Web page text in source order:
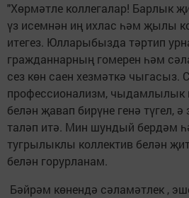
"Хөрмәтле коллегалар! Барлык
үз исемнән иң ихлас һәм җылы
итегез. Юлларыбызда тәртип
гражданнарның гомерен һәм
сез көн саен хезмәткә чыгасыз.
профессионализм, чыдамлылык
белән җавап бирүне генә түгел,
таләп итә. Мин шундый бердәм
тугрылыклы коллектив белән
белән горурланам.
Бәйрәм көнендә сәламәтлек ,